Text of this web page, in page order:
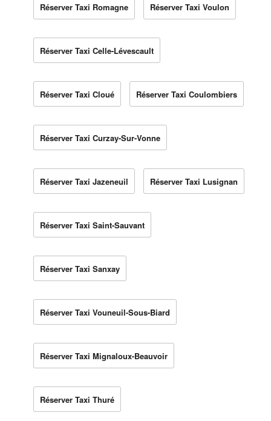
Réserver Taxi Romagne Réserver Taxi Voulon
Réserver Taxi Celle-Lévescault
Réserver Taxi Cloué Réserver Taxi Coulombiers
Réserver Taxi Curzay-Sur-Vonne
Réserver Taxi Jazeneuil Réserver Taxi Lusignan
Réserver Taxi Saint-Sauvant
Réserver Taxi Sanxay
Réserver Taxi Vouneuil-Sous-Biard
Réserver Taxi Mignaloux-Beauvoir
Réserver Taxi Thuré